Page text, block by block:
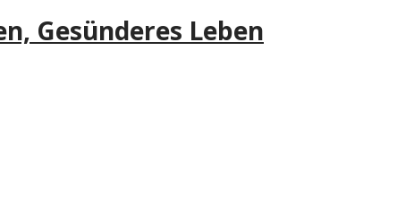
Gesünderes Leben